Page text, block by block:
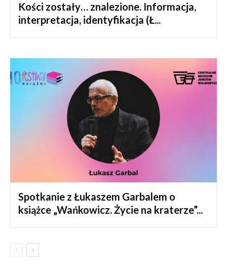
Kości zostały… znalezione. Informacja,
interpretacja, identyfikacja (Ł...
Spotkanie z Łukaszem Garbalem o
książce „Wańkowicz. Życie na kraterze”...